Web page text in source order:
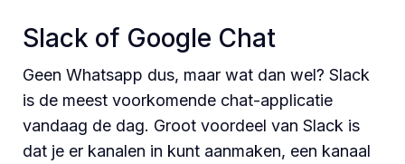
Slack of Google Chat
Geen Whatsapp dus, maar wat dan wel? Slack
is de meest voorkomende chat-applicatie
vandaag de dag. Groot voordeel van Slack is
dat je er kanalen in kunt aanmaken, een kanaal